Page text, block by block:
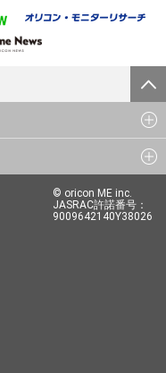
© oricon ME inc.
JASRAC許諾番号：
9009642140Y38026